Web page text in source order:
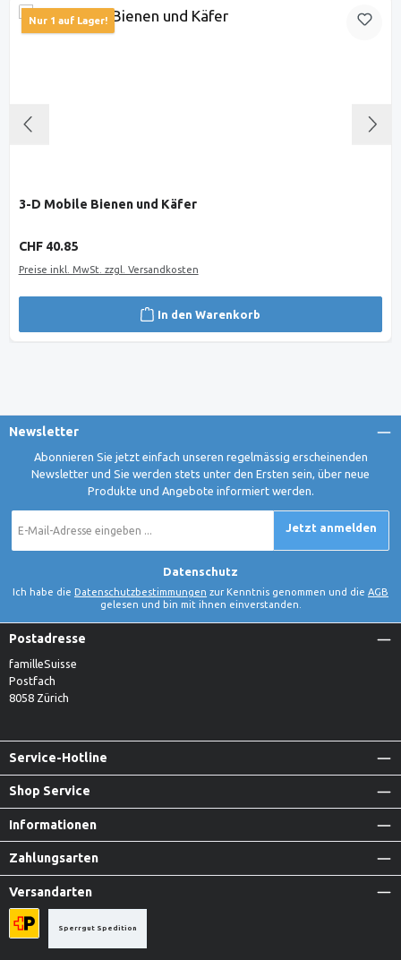
Nur 1 auf Lager!
3-D Mobile Bienen und Käfer
Regulärer Preis:
CHF 40.85
Preise inkl. MwSt. zzgl. Versandkosten
In den Warenkorb
Newsletter
Abonnieren Sie jetzt einfach unseren regelmässig erscheinenden
Newsletter und Sie werden stets unter den Ersten sein, über neue
Produkte und Angebote informiert werden.
Mail-
Jetzt anmelden
Datenschutz
Ich habe die Datenschutzbestimmungen zur Kenntnis genommen und die AGB
gelesen und bin mit ihnen einverstanden.
Postadresse
familleSuisse
Postfach
8058 Zürich
Service-Hotline
Shop Service
Informationen
Zahlungsarten
Versandarten
Priority A-Post
Sperrgut Spedition